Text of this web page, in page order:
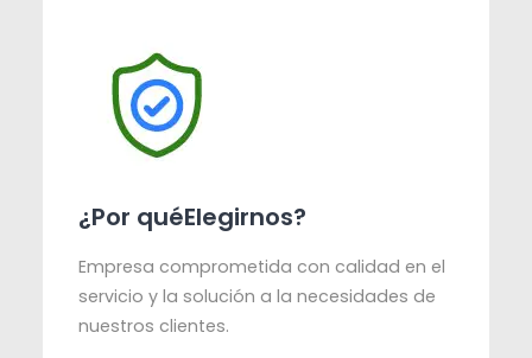
¿Por quéElegirnos?
Empresa comprometida con calidad en el
servicio y la solución a la necesidades de
nuestros clientes.